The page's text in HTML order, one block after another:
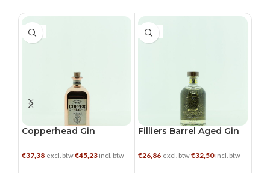
0.5 L
Copperhead Gin
€37,38 excl. btw€45,23 incl. btw
0.5 L
Filliers Barrel Aged Gin
€26,86 excl. btw€32,50incl. btw